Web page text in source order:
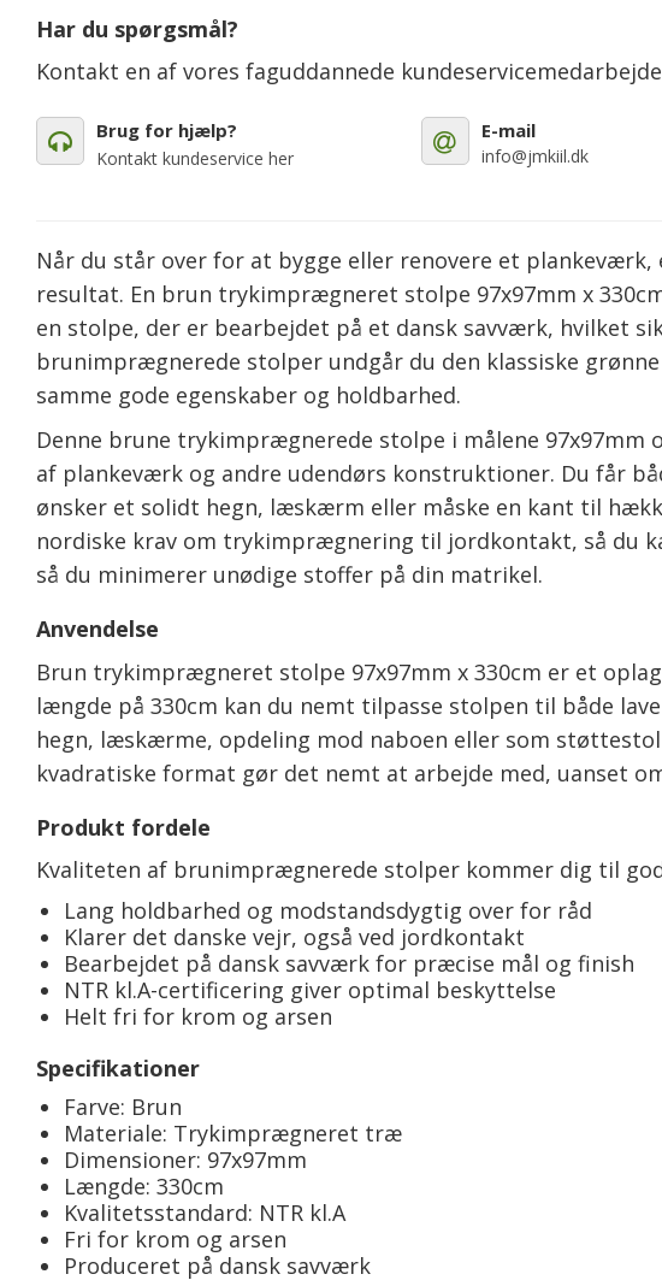
Har du spørgsmål?
Kontakt en af vores faguddannede
Brug for hjælp?
Kontakt kundeservice her
E-mail
info@jmkiil.dk
Når du står over for at bygge eller renovere et
resultat. En brun trykimprægneret stolpe 97x97mm x
en stolpe, der er bearbejdet på et dansk savværk, hvilket
brunimprægnerede stolper undgår du den klassiske
samme gode egenskaber og holdbarhed.
Denne brune trykimprægnerede stolpe i målene 97x97mm
af plankeværk og andre udendørs konstruktioner. Du får
ønsker et solidt hegn, læskærm eller måske en kant til
nordiske krav om trykimprægnering til jordkontakt, så du
så du minimerer unødige stoffer på din matrikel.
Anvendelse
Brun trykimprægneret stolpe 97x97mm x 330cm er et
længde på 330cm kan du nemt tilpasse stolpen til både
hegn, læskærme, opdeling mod naboen eller som
kvadratiske format gør det nemt at arbejde med, uanset
Produkt fordele
Kvaliteten af brunimprægnerede stolper kommer dig til
Lang holdbarhed og modstandsdygtig over for råd
Klarer det danske vejr, også ved jordkontakt
Bearbejdet på dansk savværk for præcise mål og finish
NTR kl.A-certificering giver optimal beskyttelse
Helt fri for krom og arsen
Specifikationer
Farve: Brun
Materiale: Trykimprægneret træ
Dimensioner: 97x97mm
Længde: 330cm
Kvalitetsstandard: NTR kl.A
Fri for krom og arsen
Produceret på dansk savværk